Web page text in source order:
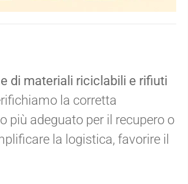
di materiali riciclabili e rifiuti
la corretta
più adeguato per il recupero o
la logistica, favorire il